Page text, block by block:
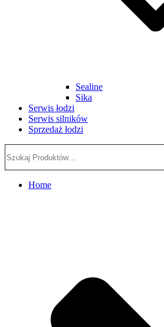
Sealine
Sika
Serwis łodzi
Serwis silników
Sprzedaż łodzi
Home